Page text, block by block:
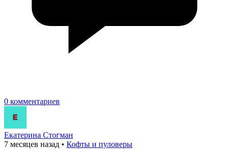
0 комментариев
Екатерина Стогман
7 месяцев назад • Кофты и пуловеры